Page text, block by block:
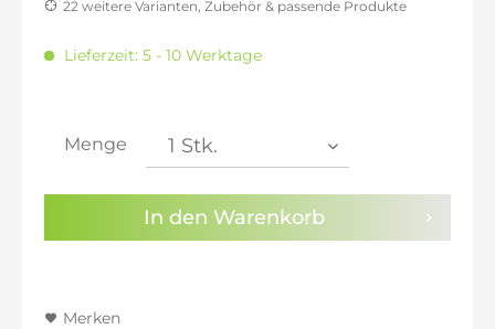
Sie haben dieDatenschutzbestimmungen
Kenntnis genommen.
inkl. 16% MwSt.: 1.913,51 €
inkl. 21% MwSt.: 1.995,99 €
22 weitere Varianten, Zubehör & passende Produkte
Lieferzeit: 5 - 10 Werktage
Menge
In den Warenkorb
Merken